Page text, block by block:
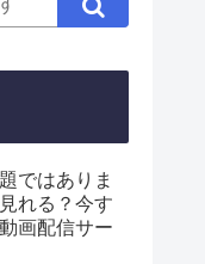
ではありま
れる？今す
画配信サー